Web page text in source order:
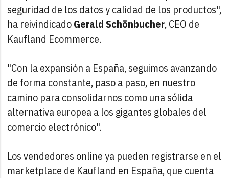
seguridad de los datos y calidad de los productos",
ha reivindicadoGerald Schönbucher, CEO de
Kaufland Ecommerce.
"Con la expansión a España, seguimos avanzando
de forma constante, paso a paso, en nuestro
camino para consolidarnos como una sólida
alternativa europea a los gigantes globales del
comercio electrónico".
Los vendedores online ya pueden registrarse en el
marketplace de Kaufland en España, que cuenta